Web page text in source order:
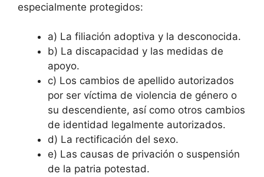
especialmente protegidos:
a) La filiación adoptiva y la desconocida.
b) La discapacidad y las medidas de
apoyo.
c) Los cambios de apellido autorizados
por ser víctima de violencia de género o
su descendiente, así como otros cambios
de identidad legalmente autorizados.
d) La rectificación del sexo.
e) Las causas de privación o suspensión
de la patria potestad.